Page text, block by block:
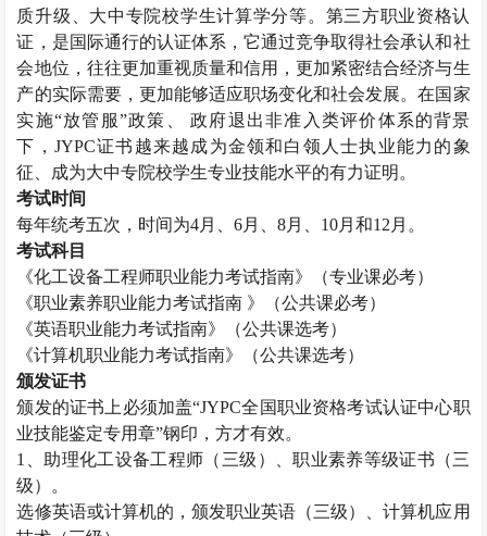
质升级、大中专院校学生计算学分等。第三方职业资格认
证，是国际通行的认证体系，它通过竞争取得社会承认和社
会地位，往往更加重视质量和信用，更加紧密结合经济与生
产的实际需要，更加能够适应职场变化和社会发展。在国家
实施“放管服”政策、 政府退出非准入类评价体系的背景
下， JYPC证书越来越成为金领和白领人士执业能力的象
征、成为大中专院校学生专业技能水平的有力证明。
考试时间
每年统考五次，时间为4月、6月、8月、 10月和12 月。
考试科目
《化工设备工程师职业能力考试指南》（专业课必考）
《职业素养职业能力考试指南 》（公共课必考）
《英语职业能力考试指南》（公共课选考）
《计算机职业能力考试指南》（公共课选考）
颁发证书
颁发的证书上必须加盖“JYPC全国职业资格考试认证中心职
业技能鉴定专用章”钢印，方才有效。
1
、助理化工设备工程师（三级）、职业素养等级证书（三
级）。
选修英语或计算机的，颁发职业英语（三级）、计算机应用